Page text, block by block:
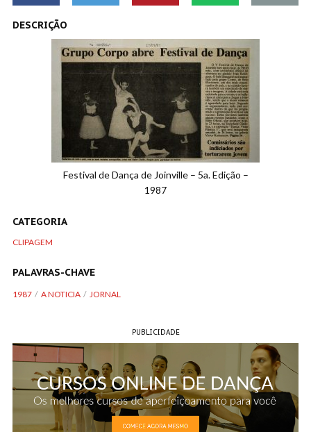
DESCRIÇÃO
Festival de Dança de Joinville – 5a. Edição –
1987
CATEGORIA
CLIPAGEM
PALAVRAS-CHAVE
1987 A NOTICIA JORNAL
PUBLICIDADE